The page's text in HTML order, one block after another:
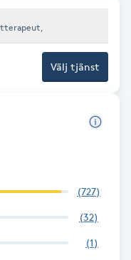
Välj tjänst
(727)
(32)
(1)